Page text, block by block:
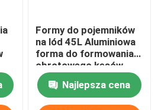
Formy do pojemników
na lód 45L Aluminiowa
forma do formowania
obrotowego kęsów
CNC
Najlepsza cena